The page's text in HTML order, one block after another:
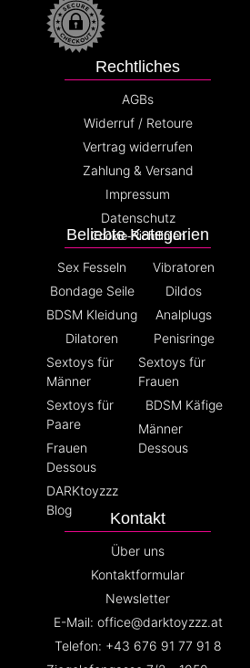
Beliebte Kategorien
Sex Fesseln
Bondage Seile
BDSM Kleidung
Dilatoren
Sextoys für
Männer
Sextoys für
Paare
Frauen
Dessous
DARKtoyzzz
Blog
Vibratoren
Dildos
Analplugs
Penisringe
Sextoys für
Frauen
BDSM Käfige
Männer
Dessous
Rechtliches
AGBs
Widerruf / Retoure
Vertrag widerrufen
Zahlung & Versand
Impressum
Datenschutz
Cookie-Richtlinien
Kontakt
Über uns
Kontaktformular
Newsletter
E-Mail: office@darktoyzzz.at
Telefon: +43 676 91 77 91 8